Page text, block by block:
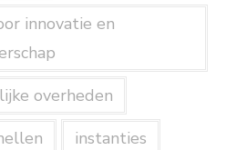
innovatie en
overheden
instanties